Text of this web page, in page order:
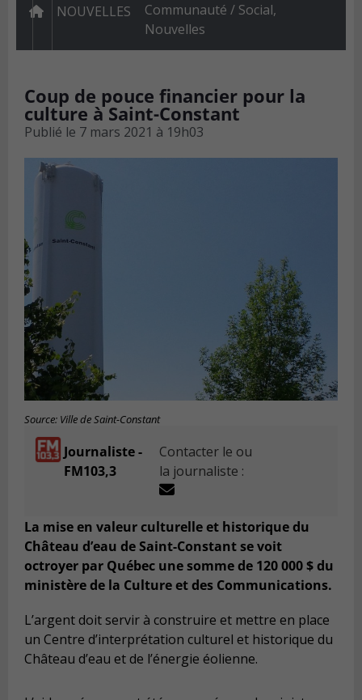
NOUVELLES Communauté / Social,
Nouvelles
Coup de pouce financier pour la
culture à Saint-Constant
Publié le 7 mars 2021 à 19h03
Source: Ville de Saint-Constant
Journaliste -
FM103,3
Contacter le ou
la journaliste :
La mise en valeur culturelle et historique du
Château d’eau de Saint-Constant se voit
octroyer par Québec une somme de 120 000 $ du
ministère de la Culture et des Communications.
L’argent doit servir à construire et mettre en place
un Centre d’interprétation culturel et historique du
Château d’eau et de l’énergie éolienne.